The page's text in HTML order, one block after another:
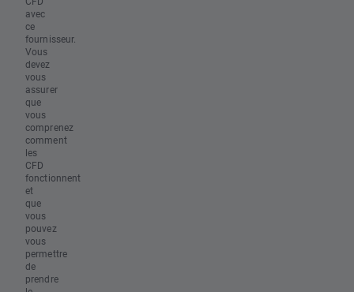
avec
ce
fournisseur.
Vous
devez
vous
assurer
que
vous
comprenez
comment
les
CFD
fonctionnent
et
que
vous
pouvez
vous
permettre
de
prendre